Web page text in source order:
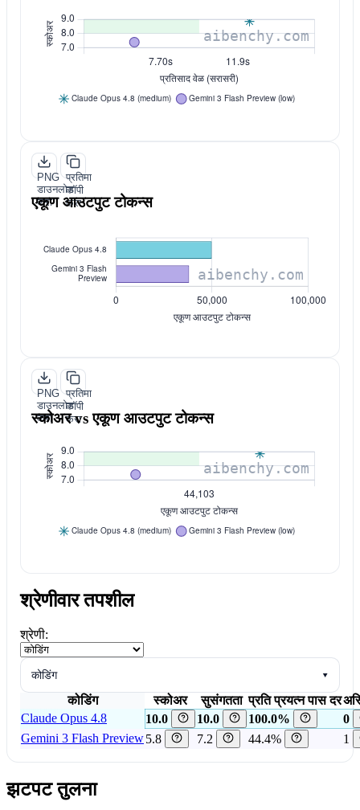
PNG
डाउनलोड
करा
प्रतिमा
कॉपी
करा
एकूण आउटपुट टोकन्स
PNG
डाउनलोड
करा
प्रतिमा
कॉपी
करा
स्कोअर vs एकूण आउटपुट टोकन्स
श्रेणीवार तपशील
श्रेणी:
कोडिंग ▾
कोडिंग स्कोअर सुसंगतता प्रति प्रयत्न पास दर
Claude Opus 4.8
10.0 10.0 100.0%
0
Gemini 3 Flash Preview5.8 7.2 44.4% 1
झटपट तुलना